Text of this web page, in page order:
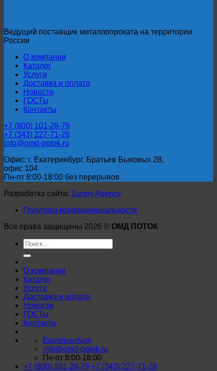
Ведущий поставщик металлопроката на территории
России
О компании
Каталог
Услуги
Доставка и оплата
Новости
ГОСТы
Контакты
+7 (800) 101-28-79
+7 (343) 227-71-28
info@omd-potok.ru
Офис: г. Екатеринбург, Братьев Быковых 28,
офис 104
Пн-пт 8:00-18:00 без перерывов
Разработка сайта: Sunny Agency
Политика конфиденциальности
Все права защищены 2026 © ОМД ПОТОК
Искать:
О компании
Каталог
Услуги
Доставка и оплата
Новости
ГОСТы
Контакты
Екатеринбург
info@omd-potok.ru
Пн-пт 8:00-18:00
+7 (800) 101-28-79 +7 (343) 227-71-28